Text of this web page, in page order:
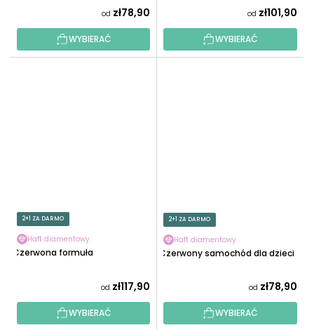
od zł78,90
WYBIERAĆ
od zł101,90
WYBIERAĆ
2+1 ZA DARMO
Haft diamentowy
Czerwona formuła
od zł117,90
WYBIERAĆ
2+1 ZA DARMO
Haft diamentowy
Czerwony samochód dla dzieci
od zł78,90
WYBIERAĆ